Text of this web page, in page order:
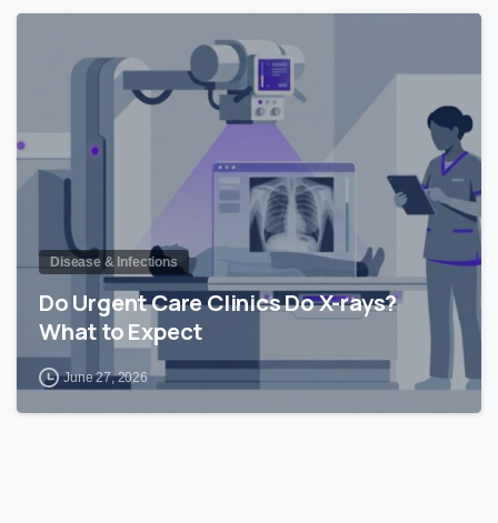
Disease & Infections
Do Urgent Care Clinics Do X-rays?
What to Expect
June 27, 2026